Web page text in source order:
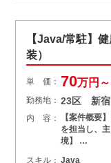
【Java/常駐】
装）
単 価： 70万円～
勤務地： 23区 新宿
内 容：
【案件概要
を担当し、
境】 …
スキル： Java